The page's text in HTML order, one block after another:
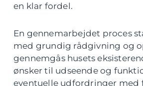
en klar fordel.
En gennemarbejdet proces
med grundig rådgivning og
gennemgås husets
ønsker til udseende og
eventuelle udfordringer med